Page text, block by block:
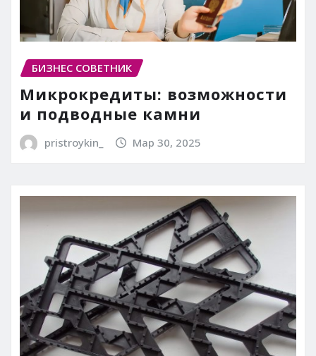
БИЗНЕС СОВЕТНИК
Микрокредиты: возможности
и подводные камни
pristroykin_ Мар 30, 2025